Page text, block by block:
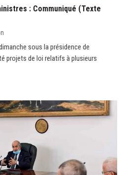
: Communiqué (Texte
sous la présidence de
projets de loi relatifs à plusieurs